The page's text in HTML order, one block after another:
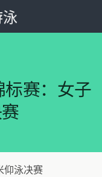
赛：女子
仰泳决赛